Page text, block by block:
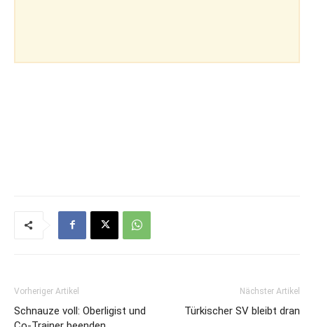
Vorheriger Artikel
Schnauze voll: Oberligist und
Nächster Artikel
Türkischer SV bleibt dran